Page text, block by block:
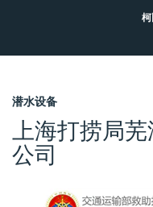
潜水设备
上海打捞局
公司